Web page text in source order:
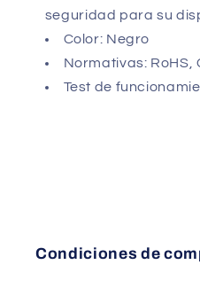
seguridad para su
Color: Negro
Normativas: RoHS,
Test de
Condiciones de